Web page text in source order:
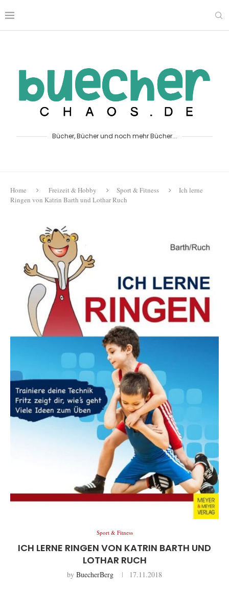
Bücher, Bücher und noch mehr Bücher...
Home Freizeit & Hobby Sport & Fitness
Ich lerne
Ringen von Katrin Barth und Lothar Ruch
Sport & Fitness
ICH LERNE RINGEN VON KATRIN BARTH UND
LOTHAR RUCH
by BuecherBerg 17.11.2018